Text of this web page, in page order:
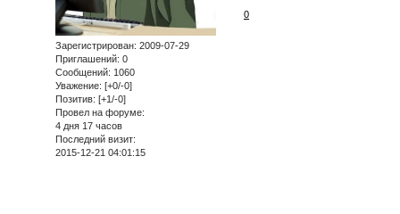
Зарегистрирован: 2009-07-29
Приглашений: 0
Сообщений: 1060
Уважение: [+0/-0]
Позитив: [+1/-0]
Провел на форуме:
4 дня 17 часов
Последний визит:
2015-12-21 04:01:15
0